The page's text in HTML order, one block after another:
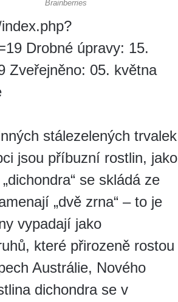
Drobné úpravy: 15.
Zveřejněno: 05. května
stálezelených trvalek
jsou příbuzní rostlin, jako
se skládá ze
„dvě zrna“ – to je
vypadají jako
které přirozeně rostou
Austrálie, Nového
dichondra se v